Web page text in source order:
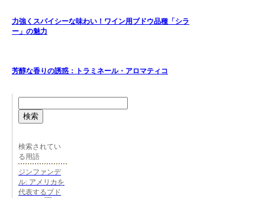
力強くスパイシーな味わい！ワイン用ブドウ品種「シラ
ー」の魅力
芳醇な香りの誘惑：トラミネール・アロマティコ
検索
検索されてい
る用語
ジンファンデ
ル: アメリカを
代表するブド